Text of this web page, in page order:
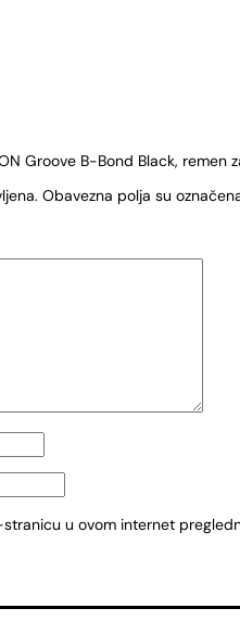
Groove B-Bond Black, remen
Obavezna polja su
u ovom internet